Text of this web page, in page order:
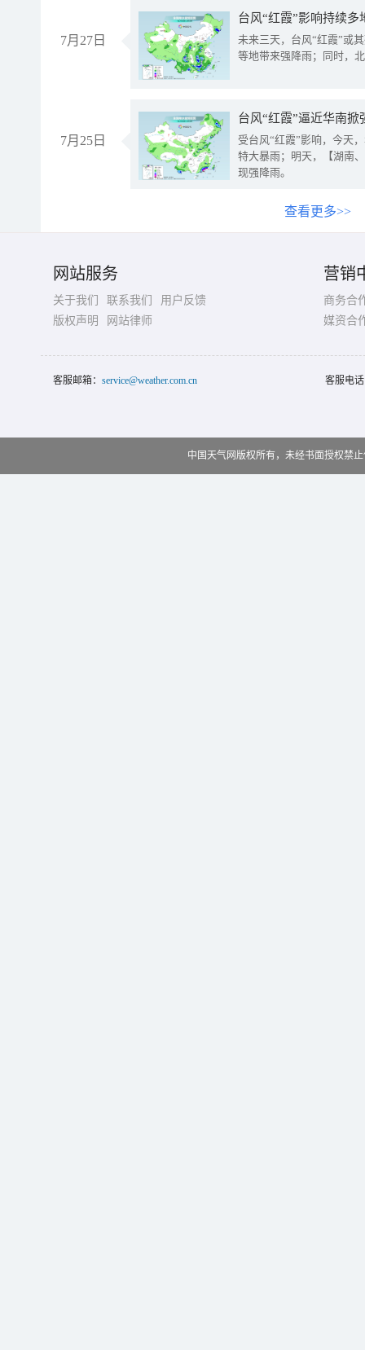
7月27日
台风“红霞”影响持续
未来三天，台风“红霞”或
等地带来强降雨；同时，
7月25日
台风“红霞”逼近华南
受台风“红霞”影响，今天
特大暴雨；明天，【湖南
现强降雨。
查看更多>>
网站服务
关于我们 联系我们
用户反馈
版权声明
网站律师
营销
商务合
媒资合
客服邮箱： service@weather.com.cn 客服电
中国天气网版权所有，未经书面授权